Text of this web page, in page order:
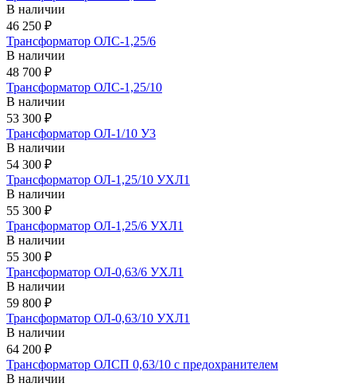
В наличии
46 250 ₽
Трансформатор ОЛС-1,25/6
В наличии
48 700 ₽
Трансформатор ОЛС-1,25/10
В наличии
53 300 ₽
Трансформатор ОЛ-1/10 У3
В наличии
54 300 ₽
Трансформатор ОЛ-1,25/10 УХЛ1
В наличии
55 300 ₽
Трансформатор ОЛ-1,25/6 УХЛ1
В наличии
55 300 ₽
Трансформатор ОЛ-0,63/6 УХЛ1
В наличии
59 800 ₽
Трансформатор ОЛ-0,63/10 УХЛ1
В наличии
64 200 ₽
Трансформатор ОЛСП 0,63/10 с предохранителем
В наличии